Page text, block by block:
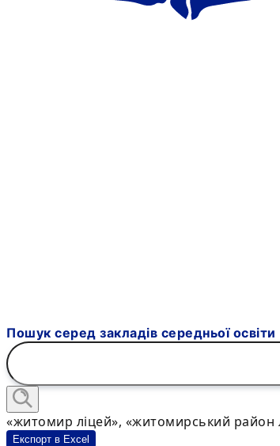
Пошук серед закладів середньої освіти
«житомир ліцей», «житомирський район
Експорт в Excel